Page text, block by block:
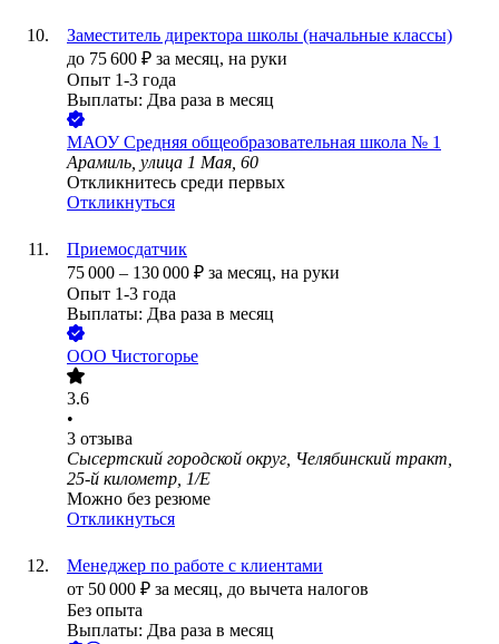
Заместитель директора школы (начальные классы)
до 75 600 ₽ за месяц, на руки
Опыт 1-3 года
Выплаты: Два раза в месяц
МАОУ Средняя общеобразовательная школа № 1
Арамиль, улица 1 Мая, 60
Откликнитесь среди первых
Откликнуться
Приемосдатчик
75 000 – 130 000 ₽ за месяц, на руки
Опыт 1-3 года
Выплаты: Два раза в месяц
ООО Чистогорье
3.6
•
3 отзыва
Сысертский городской округ, Челябинский тракт,
25-й километр, 1/Е
Можно без резюме
Откликнуться
Менеджер по работе с клиентами
от 50 000 ₽ за месяц, до вычета налогов
Без опыта
Выплаты: Два раза в месяц